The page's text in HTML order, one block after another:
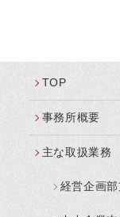
TOP
事務所概要
主な取扱業務
経営企画